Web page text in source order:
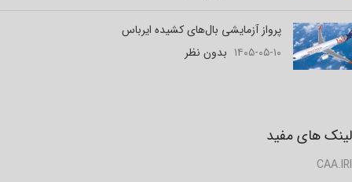
پرواز آزمایشی بال‌های کشیده ایرباس
۱۴۰۵-۰۵-۱۰ بدون نظر
لینک های مفید
CAA.IRI